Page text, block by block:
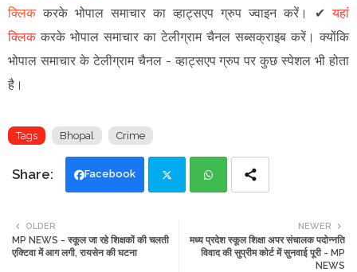
क्लिककरके भोपाल समाचार का व्हाट्सएप ग्रुप ज्वाइन करें । ✔यहां
क्लिककरके भोपाल समाचार का टेलीग्राम चैनल सब्सक्राइब करें। क्योंकि
भोपाल समाचार के टेलीग्राम चैनल - व्हाट्सएप ग्रुप पर कुछ स्पेशल भी होता
है।
Tags Bhopal Crime
Facebook
tte ats
NEWER
मध्य प्रदेश स्कूल शिक्षा अपर संचालक पदोन्नति
विवाद की सुप्रीम कोर्ट में सुनवाई पूरी - MP
NEWS
OLDER
MP NEWS - स्कूल जा रहे शिक्षकों की चलती
एक्टिवा में आग लगी, रायसेन की घटना